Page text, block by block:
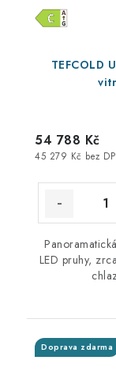
TEFCOLD
45 279 Kč bez
54 788 Kč
LED pruhy,
Doprava zdarma